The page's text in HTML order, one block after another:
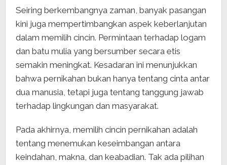
Seiring berkembangnya zaman, banyak pasangan
kini juga mempertimbangkan aspek keberlanjutan
dalam memilih cincin. Permintaan terhadap logam
dan batu mulia yang bersumber secara etis
semakin meningkat. Kesadaran ini menunjukkan
bahwa pernikahan bukan hanya tentang cinta antar
dua manusia, tetapi juga tentang tanggung jawab
terhadap lingkungan dan masyarakat.
Pada akhirnya, memilih cincin pernikahan adalah
tentang menemukan keseimbangan antara
keindahan, makna, dan keabadian. Tak ada pilihan